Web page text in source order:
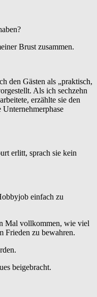
Brust zusammen.
den Gästen als „praktisch,
Als ich sechzehn
erzählte sie den
erlitt, sprach sie kein
einfach zu
Mal vollkommen, wie viel
Frieden zu bewahren.
beigebracht.